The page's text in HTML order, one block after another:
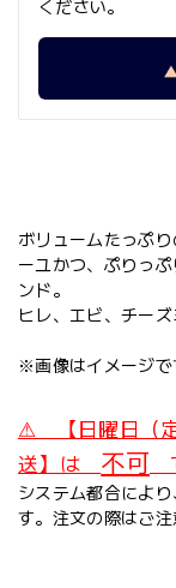
ください。
ボリュームたっぷ
ーユかつ、ぷりっ
ンド。
ヒレ、エビ、チー
※画像はイメージで
⚠ 【日曜日（定
送】は 不可
システム都合によ
す。注文の際はご注